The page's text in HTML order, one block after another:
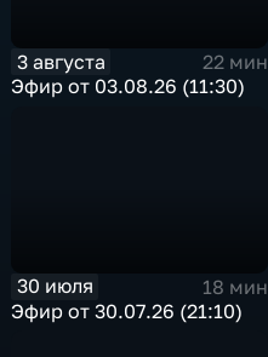
3 августа
22 мин
Эфир от 03.08.26 (11:30)
30 июля
18 мин
Эфир от 30.07.26 (21:10)